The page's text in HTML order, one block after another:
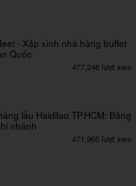
- Xập xình nhà hàng buffet
Quốc
477,246 lượt xem
lẩu Haidilao TP.HCM: Bảng
nhánh
471,965 lượt xem